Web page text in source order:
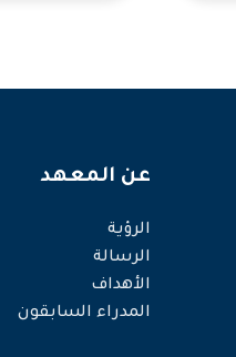
عن المعهد
الرؤية
الرسالة
الأهداف
المدراء السابقون